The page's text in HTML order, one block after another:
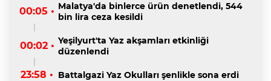
00:05 • Malatya'da binlerce ürün denetlendi, 544
bin lira ceza kesildi
00:02 • Yeşilyurt'ta Yaz akşamları etkinliği
düzenlendi
23:58 • Battalgazi Yaz Okulları şenlikle sona erdi